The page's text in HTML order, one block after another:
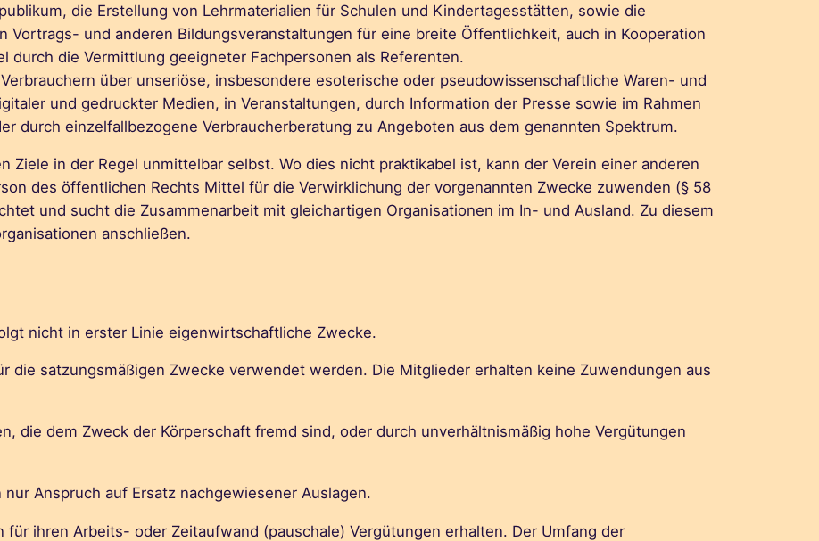
die Erstellung von Lehrmaterialien für Schulen und Kindertagesstätten, sowie die
Vortrags- und anderen Bildungsveranstaltungen für eine breite Öffentlichkeit, auch in Kooperation
durch die Vermittlung geeigneter Fachpersonen als Referenten.
über unseriöse, insbesondere esoterische oder pseudowissenschaftliche Waren- und
und gedruckter Medien, in Veranstaltungen, durch Information der Presse sowie im Rahmen
durch einzelfallbezogene Verbraucherberatung zu Angeboten aus dem genannten Spektrum.
Ziele in der Regel unmittelbar selbst. Wo dies nicht praktikabel ist, kann der Verein einer anderen
des öffentlichen Rechts Mittel für die Verwirklichung der vorgenannten Zwecke zuwenden (§ 58
und sucht die Zusammenarbeit mit gleichartigen Organisationen im In- und Ausland. Zu diesem
anschließen.
nicht in erster Linie eigenwirtschaftliche Zwecke.
die satzungsmäßigen Zwecke verwendet werden. Die Mitglieder erhalten keine Zuwendungen aus
die dem Zweck der Körperschaft fremd sind, oder durch unverhältnismäßig hohe Vergütungen
Anspruch auf Ersatz nachgewiesener Auslagen.
für ihren Arbeits- oder Zeitaufwand (pauschale) Vergütungen erhalten. Der Umfang der